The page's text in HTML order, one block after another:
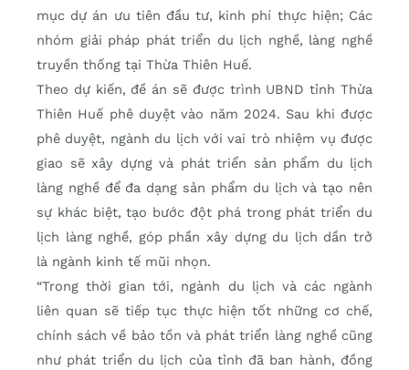
mục dự án ưu tiên đầu tư, kinh phí thực hiện; Các
nhóm giải pháp phát triển du lịch nghề, làng nghề
truyền thống tại Thừa Thiên Huế.
Theo dự kiến, đề án sẽ được trình UBND tỉnh Thừa
Thiên Huế phê duyệt vào năm 2024. Sau khi được
phê duyệt, ngành du lịch với vai trò nhiệm vụ được
giao sẽ xây dựng và phát triển sản phẩm du lịch
làng nghề để đa dạng sản phẩm du lịch và tạo nên
sự khác biệt, tạo bước đột phá trong phát triển du
lịch làng nghề, góp phần xây dựng du lịch dần trở
là ngành kinh tế mũi nhọn.
“Trong thời gian tới, ngành du lịch và các ngành
liên quan sẽ tiếp tục thực hiện tốt những cơ chế,
chính sách về bảo tồn và phát triển làng nghề cũng
như phát triển du lịch của tỉnh đã ban hành, đồng